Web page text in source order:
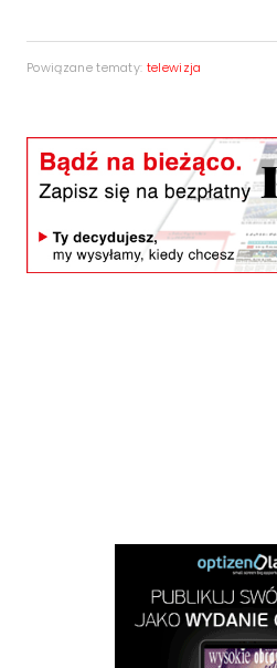
Powiązane tematy: telewizja